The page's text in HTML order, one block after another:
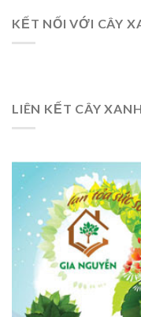
KẾT NỐI VỚI CÂY
LIÊN KẾT CÂY